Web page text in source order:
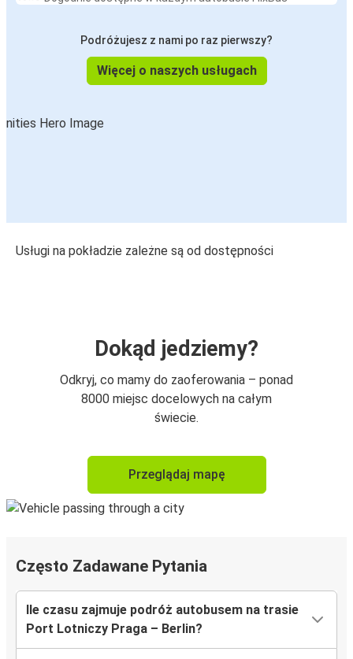
Podróżujesz z nami po raz pierwszy?
Więcej o naszych usługach
Usługi na pokładzie zależne są od dostępności
Dokąd jedziemy?
Odkryj, co mamy do zaoferowania – ponad
8000 miejsc docelowych na całym
świecie.
Przeglądaj mapę
Często Zadawane Pytania
Ile czasu zajmuje podróż autobusem na trasie
Port Lotniczy Praga – Berlin?